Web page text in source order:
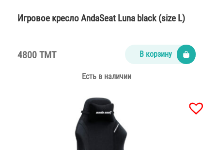
Игровое кресло AndaSeat Luna black (size L)
4800 TMT В корзину
Есть в наличии